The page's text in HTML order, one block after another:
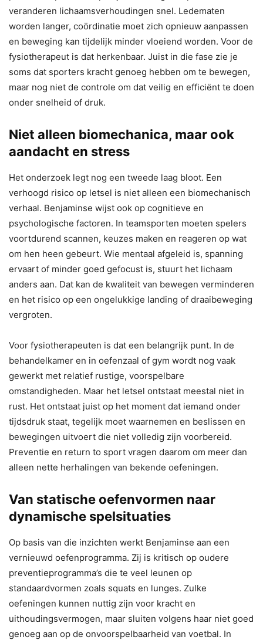
veranderen lichaamsverhoudingen snel. Ledematen
worden langer, coördinatie moet zich opnieuw aanpassen
en beweging kan tijdelijk minder vloeiend worden. Voor de
fysiotherapeut is dat herkenbaar. Juist in die fase zie je
soms dat sporters kracht genoeg hebben om te bewegen,
maar nog niet de controle om dat veilig en efficiënt te doen
onder snelheid of druk.
Niet alleen biomechanica, maar ook
aandacht en stress
Het onderzoek legt nog een tweede laag bloot. Een
verhoogd risico op letsel is niet alleen een biomechanisch
verhaal. Benjaminse wijst ook op cognitieve en
psychologische factoren. In teamsporten moeten spelers
voortdurend scannen, keuzes maken en reageren op wat
om hen heen gebeurt. Wie mentaal afgeleid is, spanning
ervaart of minder goed gefocust is, stuurt het lichaam
anders aan. Dat kan de kwaliteit van bewegen verminderen
en het risico op een ongelukkige landing of draaibeweging
vergroten.
Voor fysiotherapeuten is dat een belangrijk punt. In de
behandelkamer en in oefenzaal of gym wordt nog vaak
gewerkt met relatief rustige, voorspelbare
omstandigheden. Maar het letsel ontstaat meestal niet in
rust. Het ontstaat juist op het moment dat iemand onder
tijdsdruk staat, tegelijk moet waarnemen en beslissen en
bewegingen uitvoert die niet volledig zijn voorbereid.
Preventie en return to sport vragen daarom om meer dan
alleen nette herhalingen van bekende oefeningen.
Van statische oefenvormen naar
dynamische spelsituaties
Op basis van die inzichten werkt Benjaminse aan een
vernieuwd oefenprogramma. Zij is kritisch op oudere
preventieprogramma’s die te veel leunen op
standaardvormen zoals squats en lunges. Zulke
oefeningen kunnen nuttig zijn voor kracht en
uithoudingsvermogen, maar sluiten volgens haar niet goed
genoeg aan op de onvoorspelbaarheid van voetbal. In